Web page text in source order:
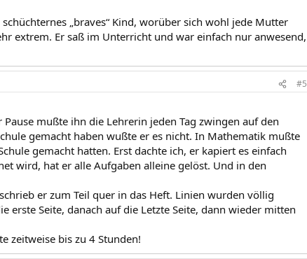
„braves“ Kind, worüber sich wohl jede Mutter
extrem. Er saß im Unterricht und war einfach nur anwesend,
#5
mußte ihn die Lehrerin jeden Tag zwingen auf den
gemacht haben wußte er es nicht. In Mathematik mußte
gemacht hatten. Erst dachte ich, er kapiert es einfach
wird, hat er alle Aufgaben alleine gelöst. Und in den
er zum Teil quer in das Heft. Linien wurden völlig
erste Seite, danach auf die Letzte Seite, dann wieder mitten
zeitweise bis zu 4 Stunden!